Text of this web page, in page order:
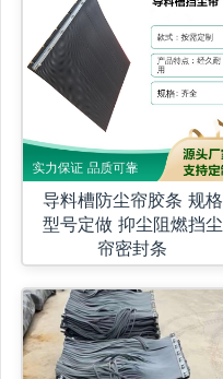
导料槽防尘帘胶条 规格
型号定做 抑尘阻燃挡尘
帘密封条